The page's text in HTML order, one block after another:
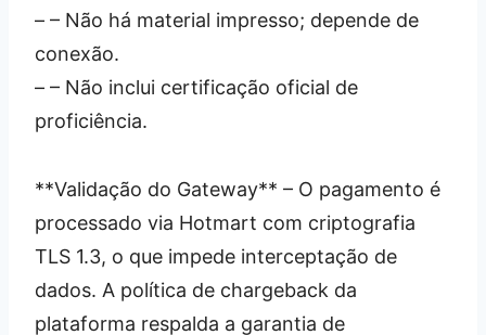
– – Não há material impresso; depende de
conexão.
– – Não inclui certificação oficial de
proficiência.
**Validação do Gateway** – O pagamento é
processado via Hotmart com criptografia
TLS 1.3, o que impede interceptação de
dados. A política de chargeback da
plataforma respalda a garantia de